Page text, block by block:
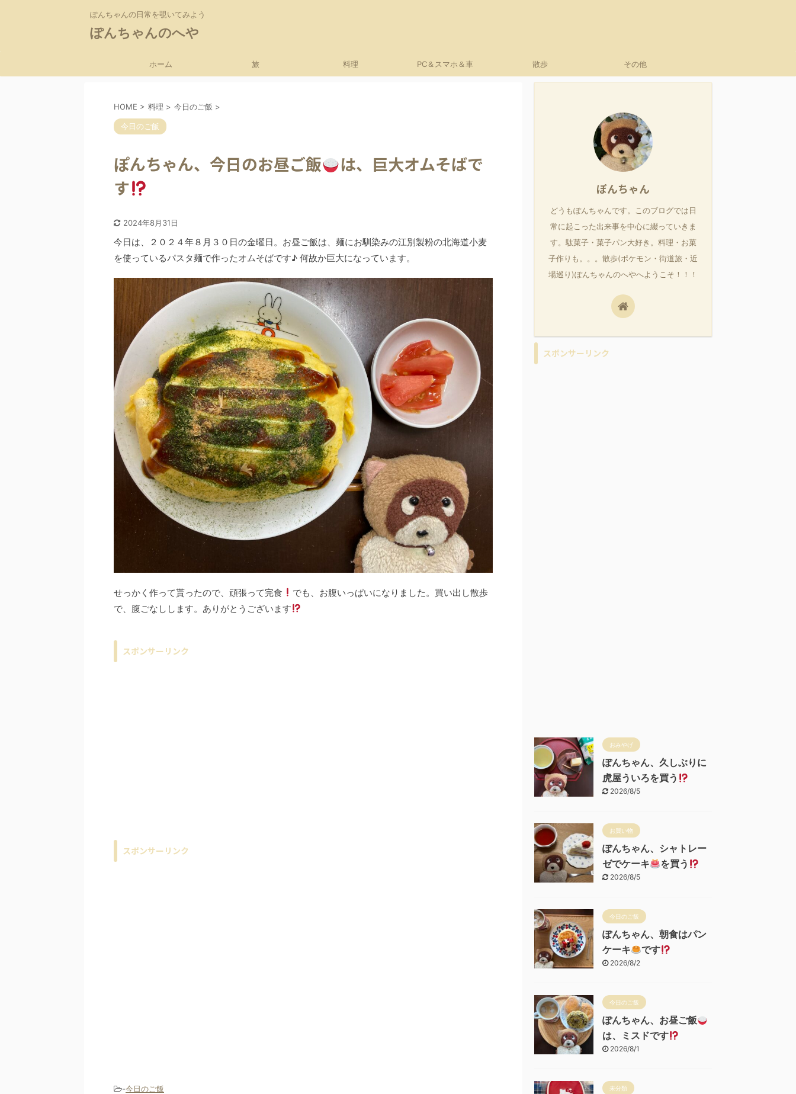
ぽんちゃんの日常を覗いてみよう
ぽんちゃんのへや
ホーム 旅 料理 PC＆スマホ＆車 散歩 その他
HOME > 料理 > 今日のご飯 >
今日のご飯
ぽんちゃん、今日のお昼ご飯
は、巨大オムそばで
す
2024年8月31日
今日は、２０２４年８月３０日の金曜日。お昼ご飯は、麺にお馴染みの江別製粉の北海道小麦
を使っているパスタ麺で作ったオムそばです♪ 何故か巨大になっています。
せっかく作って貰ったので、頑張って完食
でも、お腹いっぱいになりました。買い出し散歩
で、腹ごなしします。ありがとうございます
スポンサーリンク
スポンサーリンク
-今日のご飯
ぽんちゃん
どうもぽんちゃんです。このブログでは日
常に起こった出来事を中心に綴っていきま
す。駄菓子・菓子パン大好き。料理・お菓
子作りも。。。散歩(ポケモン・街道旅・近
場巡り)ぽんちゃんのへやへようこそ！！！
スポンサーリンク
おみやげ
ぽんちゃん、久しぶりに
虎屋ういろを買う
2026/8/5
お買い物
ぽんちゃん、シャトレー
ゼでケーキ
を買う
2026/8/5
今日のご飯
ぽんちゃん、朝食はパン
ケーキ
です
2026/8/2
今日のご飯
ぽんちゃん、お昼ご飯
は、ミスドです
2026/8/1
未分類